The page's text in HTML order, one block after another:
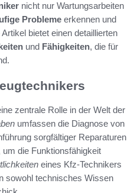
nicht nur Wartungsarbeiten
Probleme erkennen und
bietet einen detaillierten
und Fähigkeiten, die für
zentrale Rolle in der Welt der
umfassen die Diagnose von
sorgfältiger Reparaturen
um die Funktionsfähigkeit
eines Kfz-Technikers
sowohl technisches Wissen